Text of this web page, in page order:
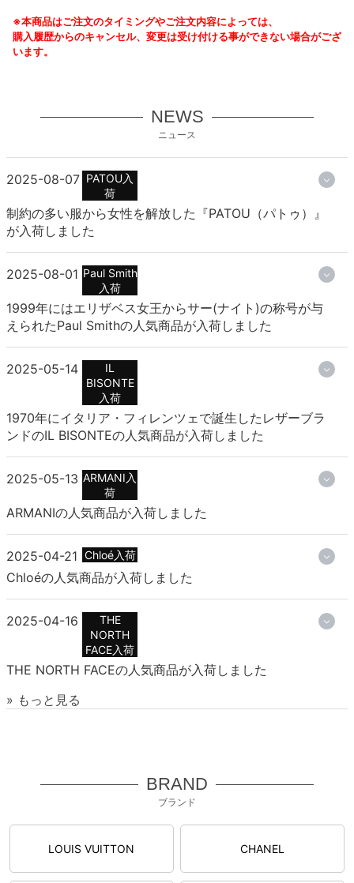
※本商品はご注文のタイミングやご注文内容によっては、
購入履歴からのキャンセル、変更は受け付ける事ができない場合がござ
います。
NEWS
ニュース
2025-08-07 PATOU入
荷
制約の多い服から女性を解放した『PATOU（パトゥ）』
が入荷しました
2025-08-01 Paul Smith
入荷
1999年にはエリザベス女王からサー(ナイト)の称号が与
えられたPaul Smithの人気商品が入荷しました
2025-05-14
IL
BISONTE
入荷
1970年にイタリア・フィレンツェで誕生したレザーブラ
ンドのIL BISONTEの人気商品が入荷しました
2025-05-13 ARMANI入
荷
ARMANIの人気商品が入荷しました
2025-04-21 Chloé入荷
Chloéの人気商品が入荷しました
2025-04-16
THE
NORTH
FACE入荷
THE NORTH FACEの人気商品が入荷しました
» もっと見る
BRAND
ブランド
LOUIS VUITTON CHANEL